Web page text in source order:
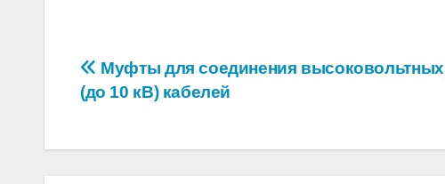
Навигация
по
записям
Муфты для соединения высоковольтных
(до 10 кВ) кабелей